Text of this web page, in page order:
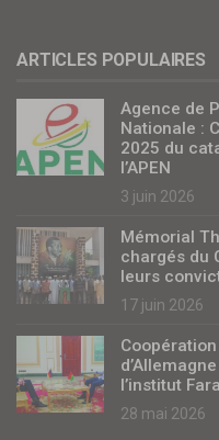
ARTICLES POPULAIRES
Agence de
Nationale :
2025 du
l’APEN
3 juin 2026
Mémorial
chargés du
leurs
17 juin 2026
l’institut
28 mai 2026